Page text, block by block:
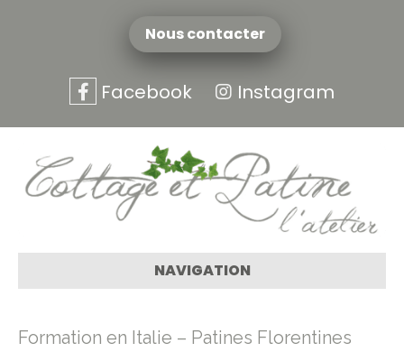
Nous contacter
Facebook Instagram
NAVIGATION
Formation en Italie – Patines Florentines